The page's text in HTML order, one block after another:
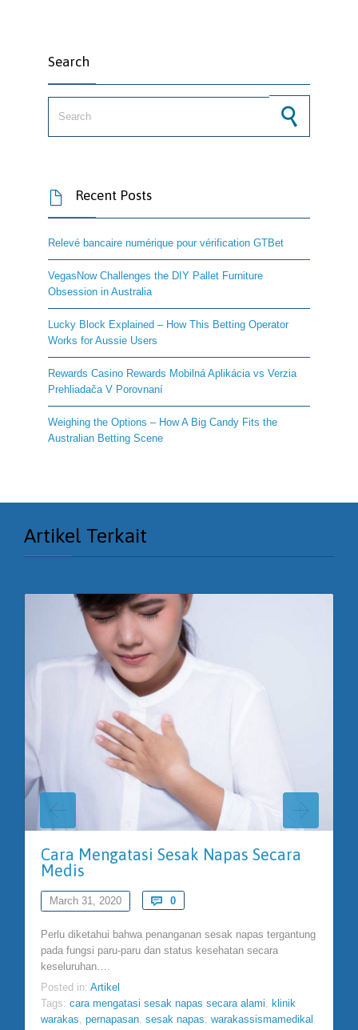
Search
 Recent Posts
Relevé bancaire numérique pour vérification GTBet
VegasNow Challenges the DIY Pallet Furniture
Obsession in Australia
Lucky Block Explained – How This Betting Operator
Works for Aussie Users
Rewards Casino Rewards Mobilná Aplikácia vs Verzia
Prehliadača V Porovnaní
Weighing the Options – How A Big Candy Fits the
Australian Betting Scene
Artikel Terkait
Cara Mengatasi Sesak Napas Secara
Medis
March 31, 2020  0Comments
Perlu diketahui bahwa penanganan sesak napas tergantung
pada fungsi paru-paru dan status kesehatan secara
keseluruhan….
Posted in: Artikel
Tags: cara mengatasi sesak napas secara alami, klinik
warakas, pernapasan, sesak napas, warakassismamedikal